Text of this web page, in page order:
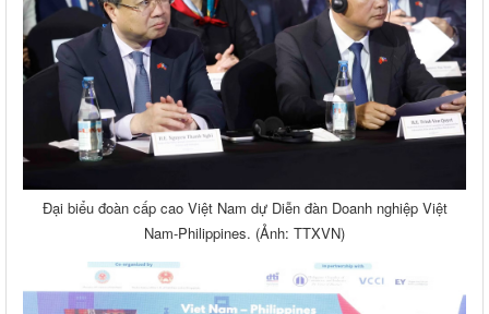
Đại biểu đoàn cấp cao Việt Nam dự Diễn đàn Doanh nghiệp Việt
Nam-Philippines. (Ảnh: TTXVN)